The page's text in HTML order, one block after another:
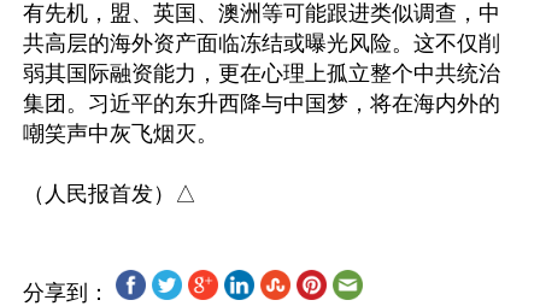
有先机，盟、英国、澳洲等可能跟进类似调查，中
共高层的海外资产面临冻结或曝光风险。这不仅削
弱其国际融资能力，更在心理上孤立整个中共统治
集团。习近平的东升西降与中国梦，将在海内外的
嘲笑声中灰飞烟灭。
分享到：